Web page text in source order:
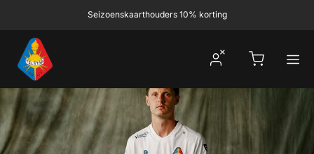
Seizoenskaarthouders 10% korting
Winkelwagen